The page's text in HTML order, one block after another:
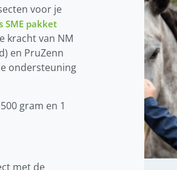
voor je
SME pakket
kracht van NM
en PruZenn
ondersteuning
gram en 1
met de